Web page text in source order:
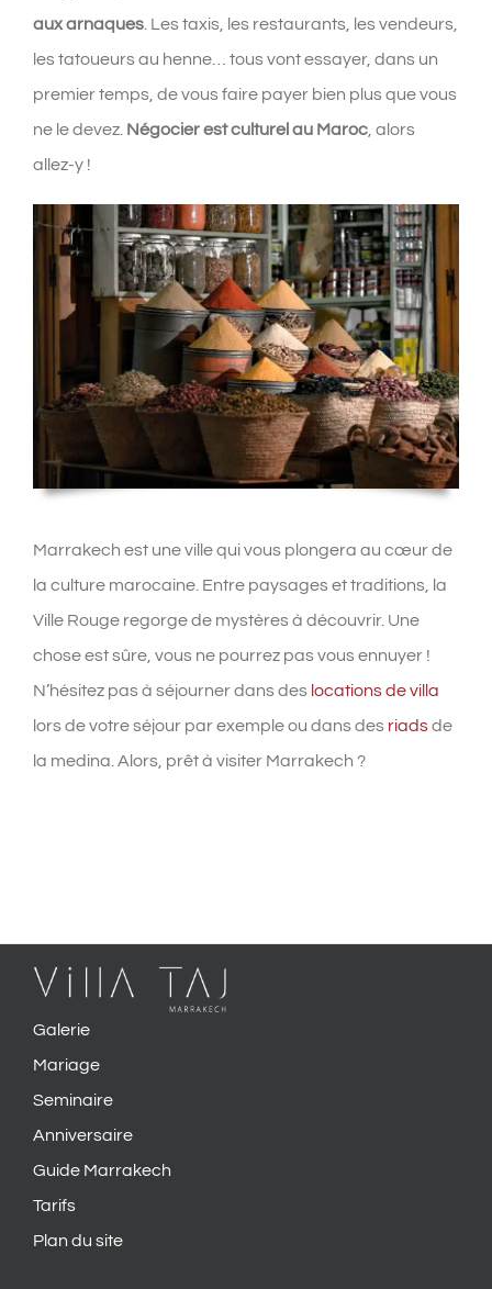
aux arnaques. Les taxis, les restaurants, les vendeurs,
les tatoueurs au henne… tous vont essayer, dans un
premier temps, de vous faire payer bien plus que vous
ne le devez. Négocier est culturel au Maroc, alors
allez-y !
Marrakech est une ville qui vous plongera au cœur de
la culture marocaine. Entre paysages et traditions, la
Ville Rouge regorge de mystères à découvrir. Une
chose est sûre, vous ne pourrez pas vous ennuyer !
N’hésitez pas à séjourner dans des locations de villa
lors de votre séjour par exemple ou dans des riadsde
la medina. Alors, prêt à visiter Marrakech ?
Galerie
Mariage
Seminaire
Anniversaire
Guide Marrakech
Tarifs
Plan du site